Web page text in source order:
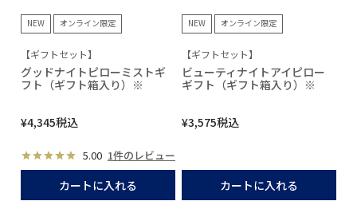
NEW オンライン限定
【ギフトセット】
グッドナイトピローミストギ
フト（ギフト箱入り）※
¥4,345税込
5.00 1件のレビュー
カートに入れる
NEW オンライン限定
【ギフトセット】
ビューティナイトアイピロー
ギフト（ギフト箱入り）※
¥3,575税込
カートに入れる